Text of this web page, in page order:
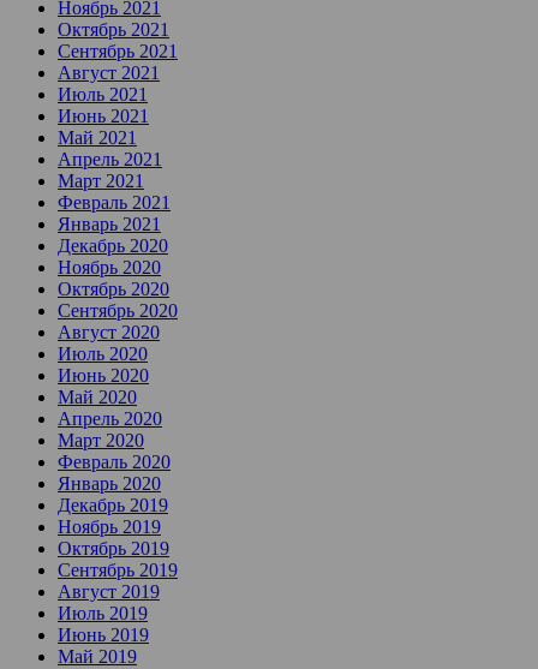
Ноябрь 2021
Октябрь 2021
Сентябрь 2021
Август 2021
Июль 2021
Июнь 2021
Май 2021
Апрель 2021
Март 2021
Февраль 2021
Январь 2021
Декабрь 2020
Ноябрь 2020
Октябрь 2020
Сентябрь 2020
Август 2020
Июль 2020
Июнь 2020
Май 2020
Апрель 2020
Март 2020
Февраль 2020
Январь 2020
Декабрь 2019
Ноябрь 2019
Октябрь 2019
Сентябрь 2019
Август 2019
Июль 2019
Июнь 2019
Май 2019